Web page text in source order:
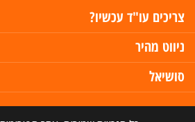
צריכים עו"ד עכשיו?
ניווט מהיר
סושיאל